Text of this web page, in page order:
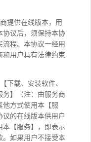
提供在线版本，用
协议后，须保持本协
程。本协议一经用
和用户具有法律约束
下载、安装软件、
务】（注：由服务商
他方式使用本【服
的在线版本供用户
本【服务】，即表示
。如果用户不接受本